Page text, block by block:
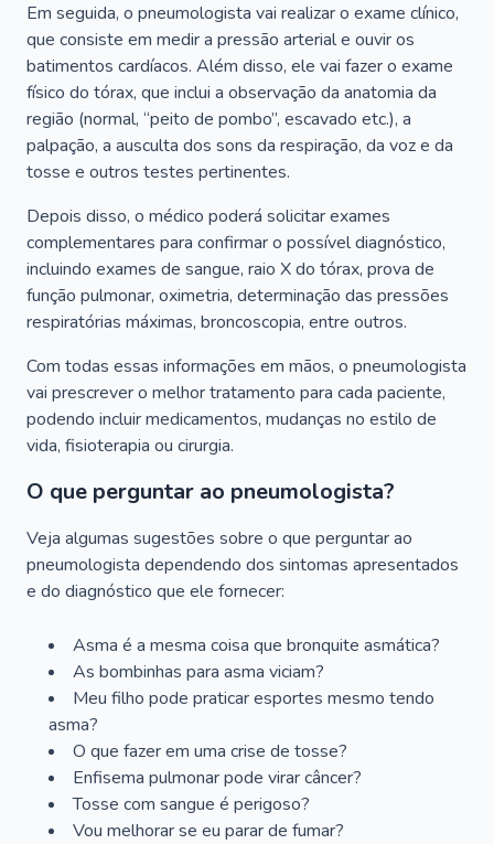
Em seguida, o pneumologista vai realizar o exame clínico,
que consiste em medir a pressão arterial e ouvir os
batimentos cardíacos. Além disso, ele vai fazer o exame
físico do tórax, que inclui a observação da anatomia da
região (normal, “peito de pombo”, escavado etc.), a
palpação, a ausculta dos sons da respiração, da voz e da
tosse e outros testes pertinentes.
Depois disso, o médico poderá solicitar exames
complementares para confirmar o possível diagnóstico,
incluindo exames de sangue, raio X do tórax, prova de
função pulmonar, oximetria, determinação das pressões
respiratórias máximas, broncoscopia, entre outros.
Com todas essas informações em mãos, o pneumologista
vai prescrever o melhor tratamento para cada paciente,
podendo incluir medicamentos, mudanças no estilo de
vida, fisioterapia ou cirurgia.
O que perguntar ao pneumologista?
Veja algumas sugestões sobre o que perguntar ao
pneumologista dependendo dos sintomas apresentados
e do diagnóstico que ele fornecer:
Asma é a mesma coisa que bronquite asmática?
As bombinhas para asma viciam?
Meu filho pode praticar esportes mesmo tendo
asma?
O que fazer em uma crise de tosse?
Enfisema pulmonar pode virar câncer?
Tosse com sangue é perigoso?
Vou melhorar se eu parar de fumar?